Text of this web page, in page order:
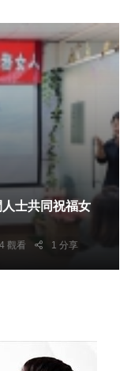
士共同祝福女
觀看 1 分享